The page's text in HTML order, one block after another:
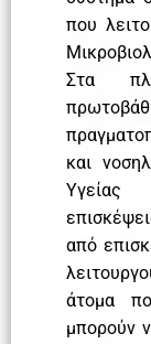
που
Στα
και
Υγείας
από
άτομα
μπορούν